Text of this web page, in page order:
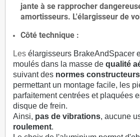
jante à se rapprocher
amortisseurs. L'élargisseur de
Côté technique :
Les élargisseurs BrakeAndSpacer
moulés dans la masse de qualité
suivant des normes constructeurs
permettant un montage facile, les
parfaitement centrées et plaquées
disque de frein.
Ainsi, pas de vibrations, aucune
roulement.